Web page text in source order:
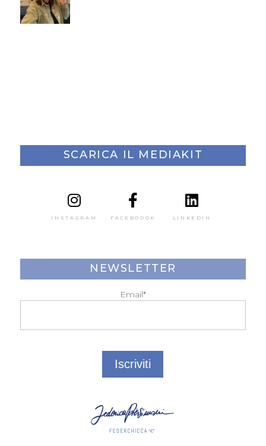
SCARICA IL MEDIAKIT
INSTAGRAM FACEBOOOK LINKEDIN
NEWSLETTER
Email*